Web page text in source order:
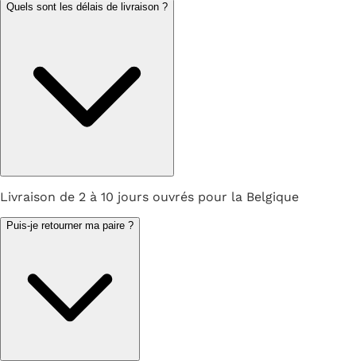
Quels sont les délais de livraison ?
Livraison de 2 à 10 jours ouvrés pour la Belgique
Puis-je retourner ma paire ?